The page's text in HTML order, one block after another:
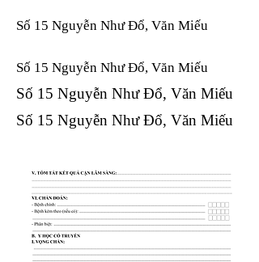
Số 15 Nguyễn Như Đổ, Văn Miếu
Số 15 Nguyễn Như Đổ, Văn Miếu​​​​
Số 15 Nguyễn Như Đổ, Văn Miếu​​​​
Số 15 Nguyễn Như Đổ, Văn Miếu​​​​